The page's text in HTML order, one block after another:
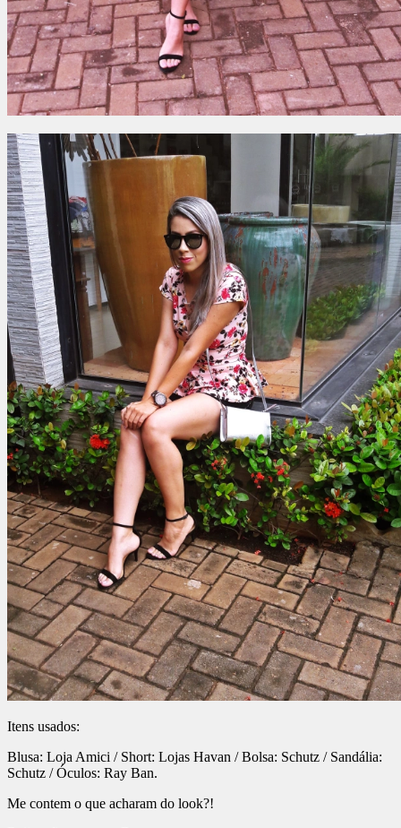
Itens usados:
Blusa: Loja Amici / Short: Lojas Havan / Bolsa: Schutz / Sandália:
Schutz / Óculos: Ray Ban.
Me contem o que acharam do look?!